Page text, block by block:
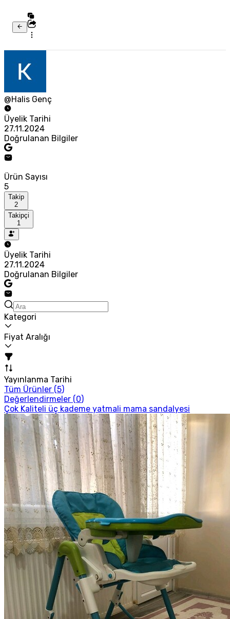
@Halis Genç
Üyelik Tarihi
27.11.2024
Doğrulanan Bilgiler
Ürün Sayısı
5
Takip
2
Takipçi
1
Üyelik Tarihi
27.11.2024
Doğrulanan Bilgiler
Kategori
Fiyat Aralığı
Yayınlanma Tarihi
Tüm Ürünler (5)
Değerlendirmeler (0)
Çok Kaliteli üç kademe yatmali mama sandalyesi